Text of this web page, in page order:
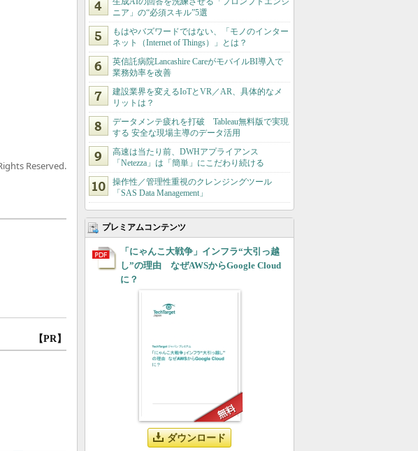
Reserved.
【PR】
ニア」の“必須スキル”5選
もはやバズワードではない、「モノのインター
ネット（Internet of Things）」とは？
英信託病院Lancashire CareがモバイルBI導入で
業務効率を改善
建設業界を変えるIoTとVR／AR、具体的なメ
リットは？
データメンテ疲れを打破 Tableau無料版で実現
する 安全な現場主導のデータ活用
高速は当たり前、DWHアプライアンス
「Netezza」は「簡単」にこだわり続ける
操作性／管理性重視のクレンジングツール
「SAS Data Management」
プレミアムコンテンツ
「にゃんこ大戦争」インフラ“大引っ越
し”の理由 なぜAWSからGoogle Cloud
に？
ダウンロード